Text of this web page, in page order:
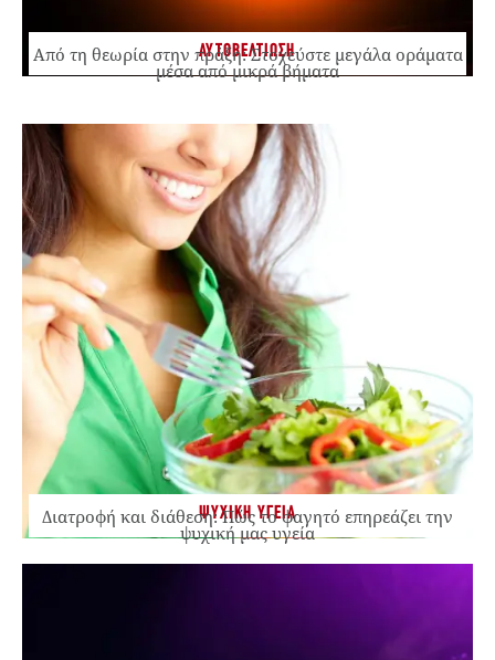
ΑΥΤΟΒΕΛΤΙΩΣΗ
Από τη θεωρία στην πράξη: Στοχεύστε μεγάλα οράματα
μέσα από μικρά βήματα
ΨΥΧΙΚΗ ΥΓΕΙΑ
Διατροφή και διάθεση: Πώς το φαγητό επηρεάζει την
ψυχική μας υγεία